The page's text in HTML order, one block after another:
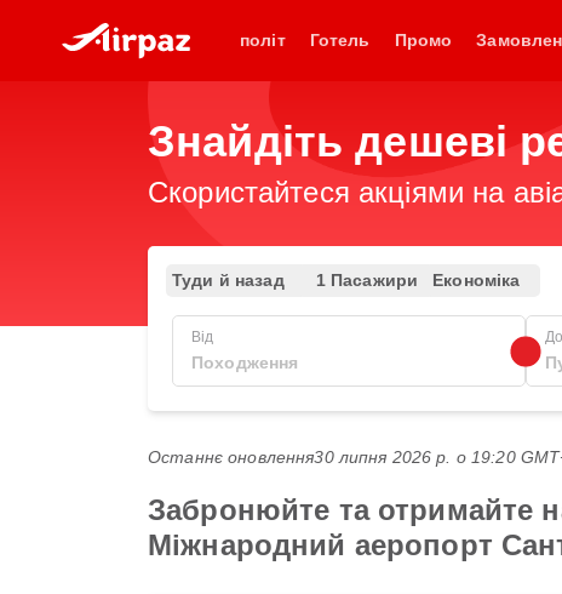
політ Готель Промо
Знайдіть дешеві
Скористайтеся акціями на
Туди й назад 1 Пасажири Економіка
Від До
Останнє оновлення30 липня 2026 р. о 19:20
Забронюйте та отримайте
Міжнародний аеропорт